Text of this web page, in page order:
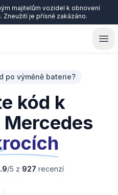
majitelům vozidel k obnovení
Zneužití je přísně zakázáno.
po výměně baterie?
kód k
/5 z 927 recenzí